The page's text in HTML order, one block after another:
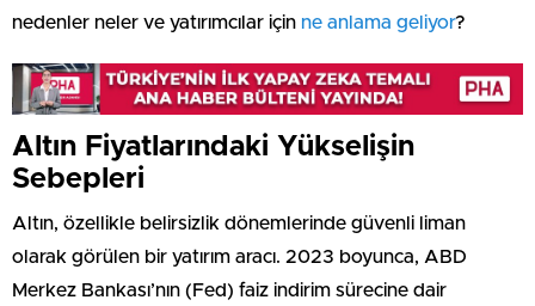
nedenler neler ve yatırımcılar için ne anlama geliyor?
Altın Fiyatlarındaki Yükselişin
Sebepleri
Altın, özellikle belirsizlik dönemlerinde güvenli liman
olarak görülen bir yatırım aracı. 2023 boyunca, ABD
Merkez Bankası’nın (Fed) faiz indirim sürecine dair